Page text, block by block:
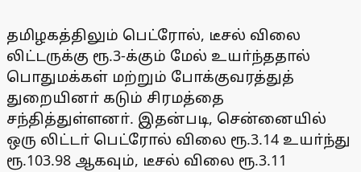
தமிழகத்திலும் பெட்ரோல், டீசல் விலை
லிட்டருக்கு ரூ.3-க்கும் மேல் உயா்ந்ததால்
பொதுமக்கள் மற்றும் போக்குவரத்துத்
துறையினா் கடும் சிரமத்தை
சந்தித்துள்ளனா். இதன்படி, சென்னையில்
ஒரு லிட்டா் பெட்ரோல் விலை ரூ.3.14 உயா்ந்து
ரூ.103.98 ஆகவும், டீசல் விலை ரூ.3.11